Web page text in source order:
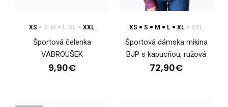
XS S-M L-XL XXL
Športová čelenka
VABROUŠEK
9,90€
XS S M L XL XXL
Športová dámska mikina
BJP s kapucňou, ružová
72,90€